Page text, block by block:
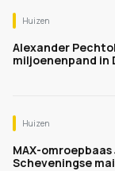
Huizen
Alexander
miljoenenpand in
Huizen
MAX-
Scheveningse